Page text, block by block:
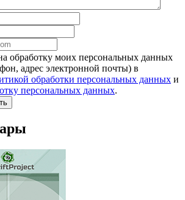
обработку моих персональных данных
адрес электронной почты) в
обработки персональных данных и
персональных данных.